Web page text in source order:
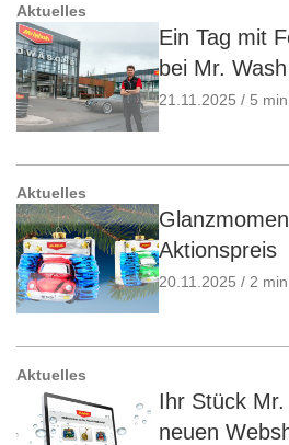
Aktuelles
Ein Tag mit
bei Mr. Wash
21.11.2025 / 5
Aktuelles
Aktionspreis
20.11.2025 / 2
Aktuelles
Ihr Stück
neuen